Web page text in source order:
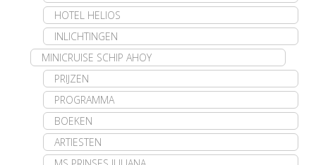
HOTEL HELIOS
INLICHTINGEN
MINICRUISE SCHIP AHOY
PRIJZEN
PROGRAMMA
BOEKEN
ARTIESTEN